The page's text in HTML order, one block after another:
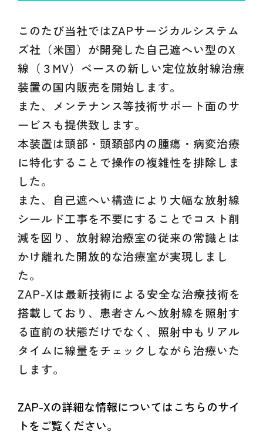
このたび当社ではZAPサージカルシステム
ズ社（米国）が開発した自己遮へい型のX
線（３MV）ベースの新しい定位放射線治療
装置の国内販売を開始します。
また、メンテナンス等技術サポート面のサ
ービスも提供致します。
本装置は頭部・頭頚部内の腫瘍・病変治療
に特化することで操作の複雑性を排除しま
した。
また、自己遮へい構造により大幅な放射線
シールド工事を不要にすることでコスト削
減を図り、放射線治療室の従来の常識とは
かけ離れた開放的な治療室が実現しまし
た。
ZAP-Xは最新技術による安全な治療技術を
搭載しており、患者さんへ放射線を照射す
る直前の状態だけでなく、照射中もリアル
タイムに線量をチェックしながら治療いた
します。
ZAP-Xの詳細な情報についてはこちらのサイ
トをご覧ください。